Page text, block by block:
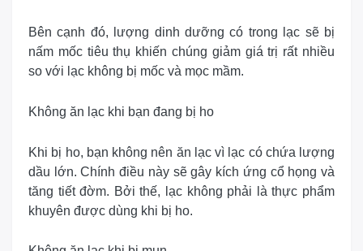
Bên cạnh đó, lượng dinh dưỡng có trong lạc sẽ bị
nấm mốc tiêu thụ khiến chúng giảm giá trị rất nhiều
so với lạc không bị mốc và mọc mầm.
Không ăn lạc khi bạn đang bị ho
Khi bị ho, bạn không nên ăn lạc vì lạc có chứa lượng
dầu lớn. Chính điều này sẽ gây kích ứng cổ họng và
tăng tiết đờm. Bởi thế, lạc không phải là thực phẩm
khuyên được dùng khi bị ho.